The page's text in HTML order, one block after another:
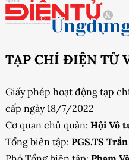
TẠP CHÍ ĐIỆN TỬ
Giấy phép hoạt động tạp
cấp ngày 18/7/2022
Cơ quan chủ quản: Hội Vô
Tổng biên tập: PGS.TS